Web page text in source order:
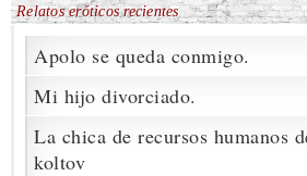
Relatos eróticos recientes
Apolo se queda conmigo.
Mi hijo divorciado.
La chica de recursos humanos
koltov